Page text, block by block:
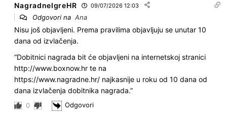
NagradneIgreHR 09/07/2026 12:03
Odgovori naAna
Nisu još objavljeni. Prema pravilima objavljuju se unutar 10
dana od izvlačenja.
“Dobitnici nagrada bit će objavljeni na internetskoj stranici
http://www.boxnow.hr te na
https://www.nagradne.hr/ najkasnije u roku od 10 dana od
dana izvlačenja dobitnika nagrada.”
0 Odgovori